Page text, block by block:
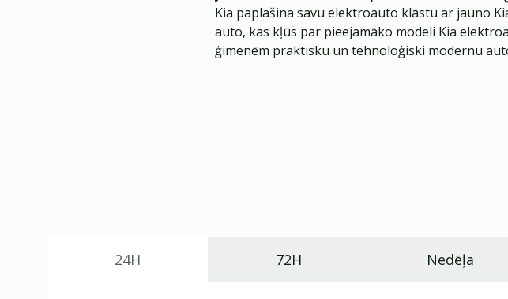
Kia paplašina savu elektroauto klāstu ar jauno
auto, kas kļūs par pieejamāko modeli Kia
ģimenēm praktisku un tehnoloģiski modernu
24H 72H Nedēļa